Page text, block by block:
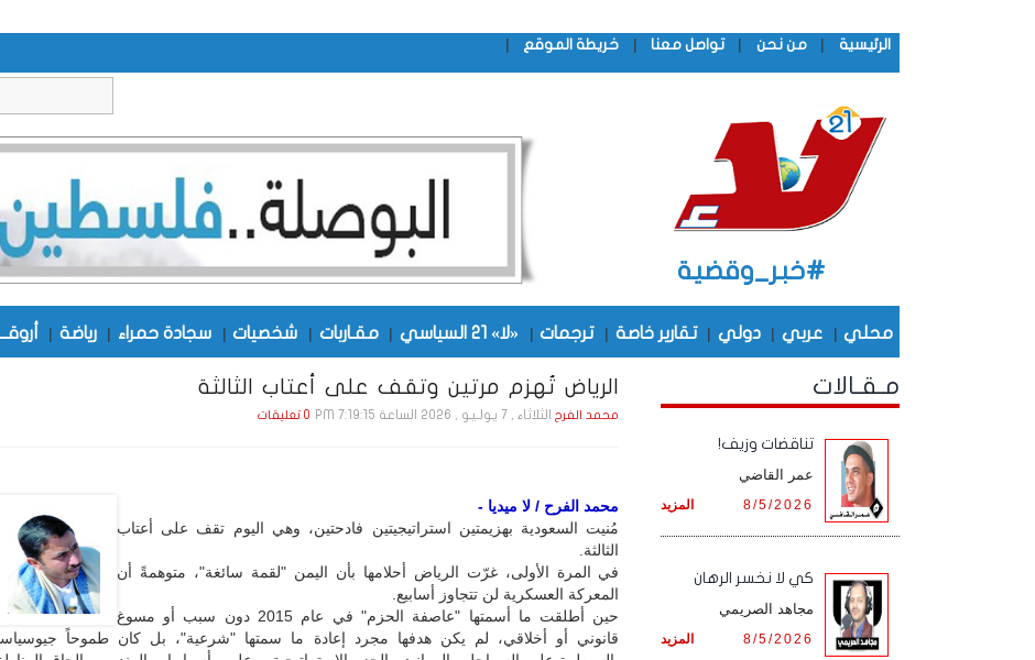
الرئيسية | من نحن | تواصل معنا | خريطة الموقع |
#خبر_وقضية
محلي | عربي | دولي | تقارير خاصة | ترجمات | «لا» 21 السياسي | مقـاربات | شخصيات | سجادة حمراء | رياضة |
الرياض تُهزم مرتين وتقف على أعتاب الثالثة
محمد الفرحالثلاثاء , 7 يـولـيـو , 2026 الساعة 7:19:15 PM 0 تعليقات
محمد الفرح / لا ميديا -
مُنيت السعودية بهزيمتين استراتيجيتين فادحتين، وهي اليوم تقف على أعتاب
الثالثة.
في المرة الأولى، غرّت الرياض أحلامها بأن اليمن "لقمة سائغة"، متوهمةً أن
المعركة العسكرية لن تتجاوز أسابيع.
حين أطلقت ما أسمتها "عاصفة الحزم" في عام 2015 دون سبب أو مسوغ
قانوني أو أخلاقي، لم يكن هدفها مجرد إعادة ما سمتها "شرعية"، بل كان طموحاً
مـقـالات
تناقضات وزيف!
عمر القاضي
المزيد 8/5/2026
كي لا نخسر الرهان
مجاهد الصريمي
المزيد 8/5/2026